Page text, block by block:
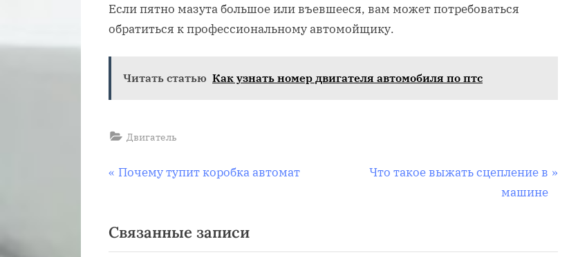
Если пятно мазута большое или въевшееся, вам может потребоваться
обратиться к профессиональному автомойщику.
Читать статью Как узнать номер двигателя автомобиля по птс
Двигатель
Навигация
записям
П
д
ы
Почему тупит коробка автомат
С
у
Что такое выжать сцепление в
машине
Связанные записи